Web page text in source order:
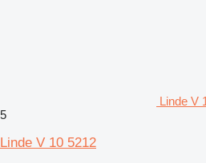
Linde V
5
Linde V 10 5212